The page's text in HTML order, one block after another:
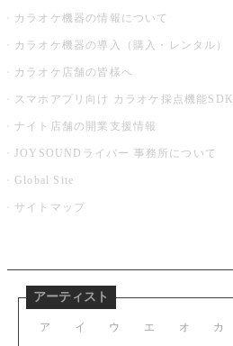
カラオケ機器の情報について
カラオケ機器の導入（購入・レンタル）
カラオケ店舗の皆様へ
スマホアプリ向け カラオケ採点機能SDK
ナイト店舗の開業支援情報
JOYSOUNDライバー 事務所について
Global Site
サイトマップ
アーティスト
ア イ ウ エ オ カ